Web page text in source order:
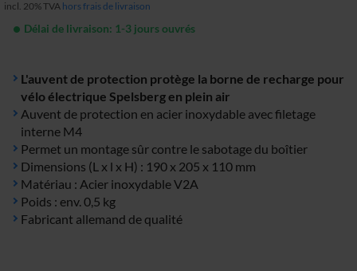
incl. 20% TVA hors frais de livraison
Délai de livraison: 1-3 jours ouvrés
L'auvent de protection protège la borne de recharge pour
vélo électrique Spelsberg en plein air
Auvent de protection en acier inoxydable avec filetage
interne M4
Permet un montage sûr contre le sabotage du boîtier
Dimensions (L x l x H) : 190 x 205 x 110 mm
Matériau : Acier inoxydable V2A
Poids : env. 0,5 kg
Fabricant allemand de qualité